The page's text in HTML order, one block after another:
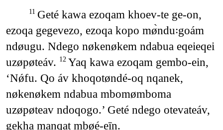
11 Geté kawa ezoqam khoev-te ge-on,
ezoqa gegevezo, ezoqa kopo mø̀ndu꞉goám
ndøugu. Ndego nøkenøkem ndabua eqeieqei
uzøpøteáv. 12 Yaq kawa ezoqam gembo-ein,
‘Nǿfu. Qo áv khoqotøndé-oq nqanek,
nøkenøkem ndabua mbomømboma
uzøpøteav ndoqogo.’ Geté ndego otevateáv,
gekha manqat mbøé-eīn.